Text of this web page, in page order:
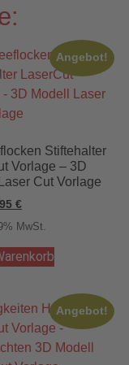
Angebot!
Stiftehalter
Vorlage – 3D
Cut Vorlage
€
MwSt.
Angebot!